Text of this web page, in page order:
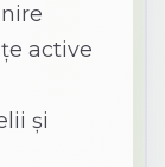
active
și